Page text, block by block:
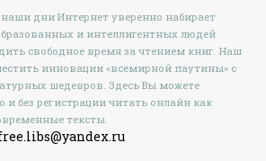
дни Интернет уверенно набирает
и интеллигентных людей
свободное время за чтением книг. Наш
инновации «всемирной паутины» с
шедевров. Здесь Вы можете
и без регистрации читать онлайн как
тексты.